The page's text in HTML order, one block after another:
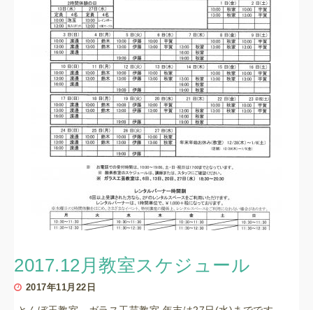
2017.12月教室スケジュール
2017年11月22日